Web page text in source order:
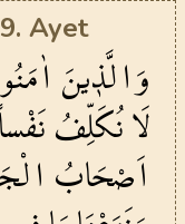
Ayet
وَالَّذ۪ينَ
لَا نُكَلِّفُ
اَصْحَابُ